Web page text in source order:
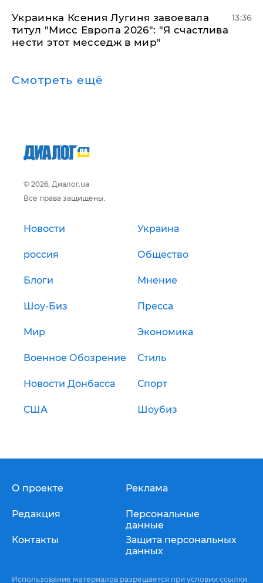
Украинка Ксения Лугиня завоевала
титул "Мисс Европа 2026": "Я счастлива
нести этот месседж в мир"
13:36
Смотреть ещё
© 2026, Диалог.ua
Все права защищены.
Новости Украина
россия Общество
Блоги Мнение
Шоу-Биз Пресса
Мир Экономика
Военное Обозрение Стиль
Новости Донбасса Спорт
США Шоубиз
О проекте
Редакция
Контакты
Реклама
Персональные
данные
Защита персональных
данных
Использование материалов разрешается при условии ссылки